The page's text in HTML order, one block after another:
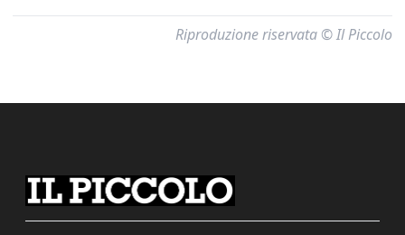
Riproduzione riservata © Il Piccolo